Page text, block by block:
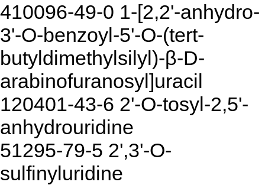
410096-49-0 1-[2,2'-anhydro-
3'-O-benzoyl-5'-O-(tert-
butyldimethylsilyl)-β-D-
arabinofuranosyl]uracil
120401-43-6 2'-O-tosyl-2,5'-
anhydrouridine
51295-79-5 2',3'-O-
sulfinyluridine